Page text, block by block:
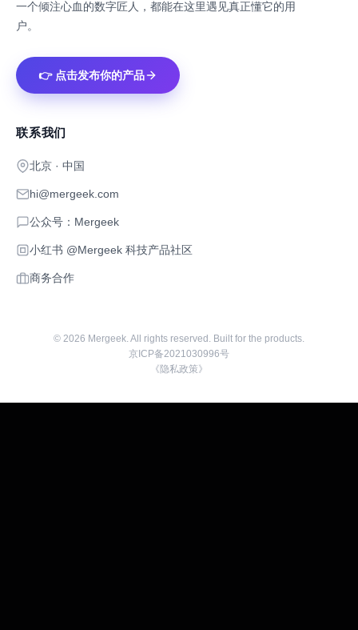
一个倾注心血的数字匠人，都能在这里遇见真正懂它的用
户。
👉 点击发布你的产品
联系我们
北京 · 中国
hi@mergeek.com
公众号：Mergeek
小红书 @Mergeek 科技产品社区
商务合作
© 2026 Mergeek. All rights reserved. Built for the products.
京ICP备2021030996号
《隐私政策》